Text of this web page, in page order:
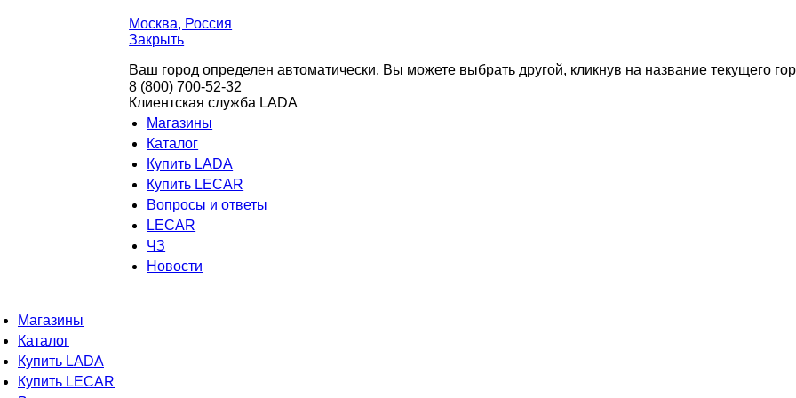
Москва, Россия
Закрыть
Ваш город определен автоматически. Вы можете выбрать другой, кликнув на название текущего
8 (800) 700-52-32
Клиентская служба LADA
Магазины
Каталог
Купить LADA
Купить LECAR
Вопросы и ответы
LECAR
ЧЗ
Новости
Магазины
Каталог
Купить LADA
Купить LECAR